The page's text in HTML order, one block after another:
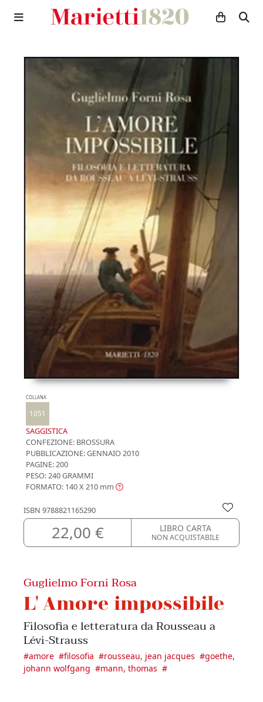
COLLANA
1051
SAGGISTICA
CONFEZIONE: BROSSURA
PUBBLICAZIONE:GENNAIO 2010
PAGINE: 200
PESO: 240 GRAMMI
FORMATO: 140 X 210 mm
ISBN 9788821165290
22,00 € LIBRO CARTA
NON ACQUISTABILE
Guglielmo Forni Rosa
L' Amore impossibile
Filosofia e letteratura da Rousseau a
Lévi-Strauss
#amore #filosofia #rousseau, jean jacques #goethe,
johann wolfgang #mann, thomas #